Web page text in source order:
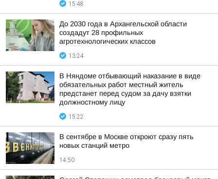
15:48
До 2030 года в Архангельской области
создадут 28 профильных
агротехнологических классов
13:24
В Няндоме отбывающий наказание в виде
обязательных работ местный житель
предстанет перед судом за дачу взятки
должностному лицу
15:22
В сентябре в Москве откроют сразу пять
новых станций метро
14:50